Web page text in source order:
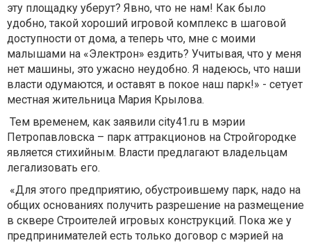
эту площадку уберут? Явно, что не нам! Как было
удобно, такой хороший игровой комплекс в шаговой
доступности от дома, а теперь что, мне с моими
малышами на «Электрон» ездить? Учитывая, что у меня
нет машины, это ужасно неудобно. Я надеюсь, что наши
власти одумаются, и оставят в покое наш парк!» - сетует
местная жительница Мария Крылова.
Тем временем, как заявили city41.ru в мэрии
Петропавловска – парк аттракционов на Стройгородке
является стихийным. Власти предлагают владельцам
легализовать его.
«Для этого предприятию, обустроившему парк, надо на
общих основаниях получить разрешение на размещение
в сквере Строителей игровых конструкций. Пока же у
предпринимателей есть только договор с мэрией на